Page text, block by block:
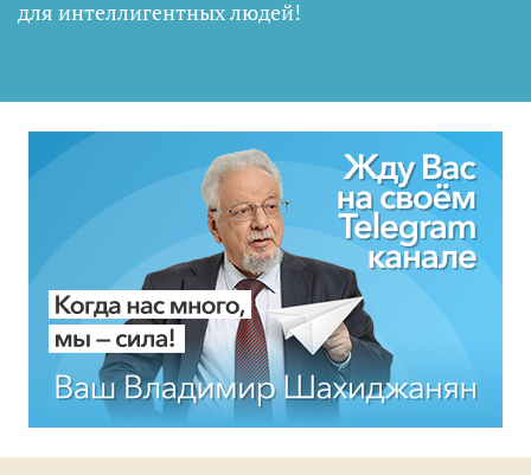
для интеллигентных людей!